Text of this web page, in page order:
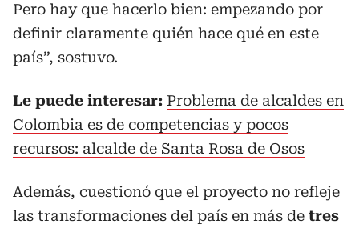
Pero hay que hacerlo bien: empezando por
definir claramente quién hace qué en este
país”, sostuvo.
Le puede interesar: Problema de alcaldes en
Colombia es de competencias y pocos
recursos: alcalde de Santa Rosa de Osos
Además, cuestionó que el proyecto no refleje
las transformaciones del país en más de tres